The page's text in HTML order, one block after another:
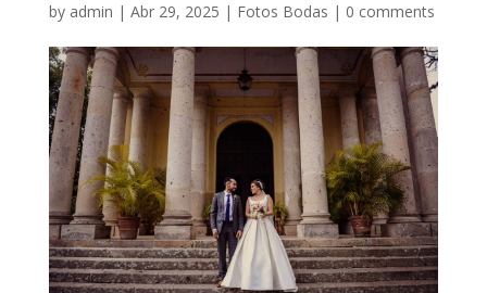
by admin | Abr 29, 2025 | Fotos Bodas | 0 comments